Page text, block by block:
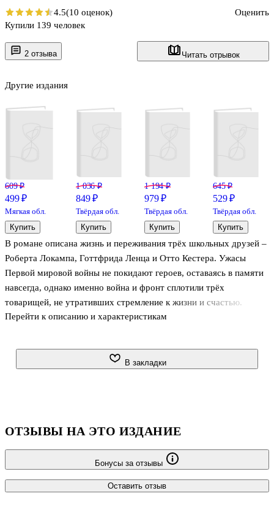
2 отзыва Читать отрывок
В романе описана жизнь и переживания трёх школьных друзей –
Роберта Локампа, Готтфрида Ленца и Отто Кестера. Ужасы
Первой мировой войны не покидают героев, оставаясь в памяти
навсегда, однако именно война и фронт сплотили трёх
товарищей, не утративших стремление к жизни и счастью.
Текст произведения снабжён словарём, в который вошли все
Перейти к описанию и характеристикам
Другие издания
609 ₽
499 ₽
Мягкая обл.
Купить
1 036 ₽
849 ₽
Твёрдая обл.
Купить
1 194 ₽
979 ₽
Твёрдая обл.
Купить
645 ₽
529 ₽
Твёрдая обл.
Купить
4.5(10 оценок)
Оценить
Купили 139 человек
В закладки
ОТЗЫВЫ НА ЭТО ИЗДАНИЕ
Бонусы за отзывы
Оставить отзыв